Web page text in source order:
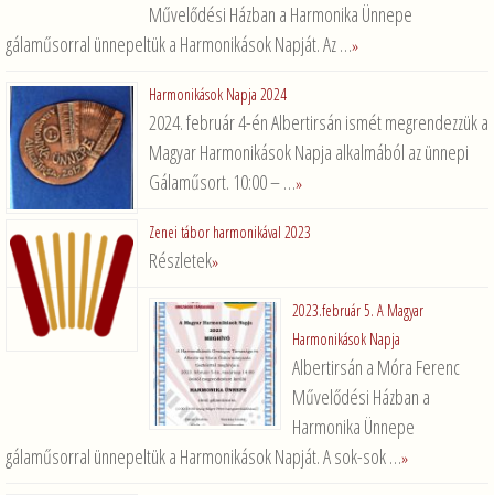
Művelődési Házban a Harmonika Ünnepe
gálaműsorral ünnepeltük a Harmonikások Napját. Az …»
Harmonikások Napja 2024
2024. február 4-én Albertirsán ismét megrendezzük a
Magyar Harmonikások Napja alkalmából az ünnepi
Gálaműsort. 10:00 – …»
Zenei tábor harmonikával 2023
Részletek»
2023.február 5. A Magyar
Harmonikások Napja
Albertirsán a Móra Ferenc
Művelődési Házban a
Harmonika Ünnepe
gálaműsorral ünnepeltük a Harmonikások Napját. A sok-sok …»